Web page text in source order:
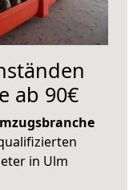
ab 90€
in Ulm